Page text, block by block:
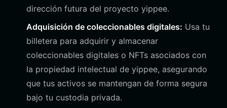
dirección futura del proyecto yippee.
Adquisición de coleccionables digitales: Usa tu
billetera para adquirir y almacenar
coleccionables digitales o NFTs asociados con
la propiedad intelectual de yippee, asegurando
que tus activos se mantengan de forma segura
bajo tu custodia privada.